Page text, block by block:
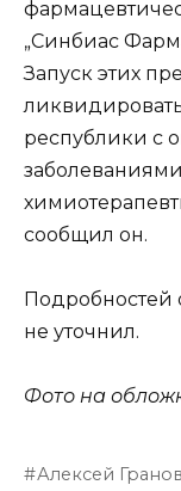
„Синбиас
Запуск этих
республики с
сообщил он.
Подробностей
не уточнил.
Фото на
Алексей